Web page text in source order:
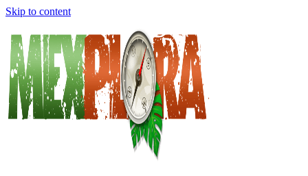
Skip to content